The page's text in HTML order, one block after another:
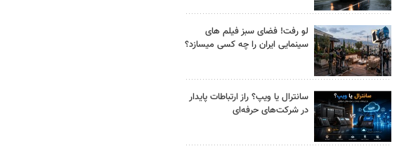
لو رفت! فضای سبز فیلم های
سینمایی ایران را چه کسی میسازد؟
سانترال یا ویپ؟ راز ارتباطات پایدار
در شرکت‌های حرفه‌ای